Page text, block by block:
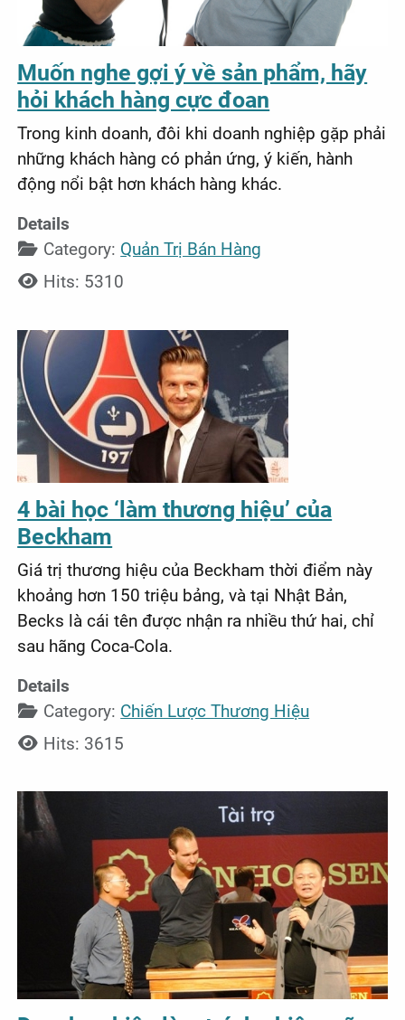
Muốn nghe gợi ý về sản phẩm, hãy
hỏi khách hàng cực đoan
Trong kinh doanh, đôi khi doanh nghiệp gặp phải
những khách hàng có phản ứng, ý kiến, hành
động nổi bật hơn khách hàng khác.
Details
Category: Quản Trị Bán Hàng
Hits: 5310
4 bài học ‘làm thương hiệu’ của
Beckham
Giá trị thương hiệu của Beckham thời điểm này
khoảng hơn 150 triệu bảng, và tại Nhật Bản,
Becks là cái tên được nhận ra nhiều thứ hai, chỉ
sau hãng Coca-Cola.
Details
Category: Chiến Lược Thương Hiệu
Hits: 3615